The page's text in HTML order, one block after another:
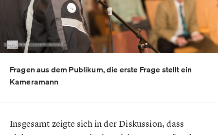
Fragen aus dem Publikum, die erste Frage stellt ein
Kameramann
Insgesamt zeigte sich in der Diskussion, dass